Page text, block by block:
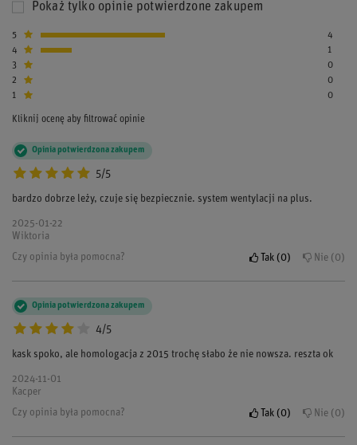
Pokaż tylko opinie potwierdzone zakupem
5
4
4
1
3
0
2
0
1
0
Kliknij ocenę aby filtrować opinie
5/5
Opinia potwierdzona zakupem
bardzo dobrze leży, czuje się bezpiecznie. system wentylacji na plus.
2025-01-22
Wiktoria
Czy opinia była pomocna?
Tak 0 Nie 0
4/5
Opinia potwierdzona zakupem
kask spoko, ale homologacja z 2015 trochę słabo że nie nowsza. reszta ok
2024-11-01
Kacper
Czy opinia była pomocna?
Tak 0 Nie 0